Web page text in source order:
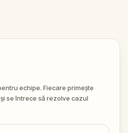
walk; you’re a pawn in a
where the stakes are life
you’ll have to save others
in Razor’s deadly games.
puzzles and help a
every wrong move brings
to her final cut. Do you
a killer, or will you
on his blade?
echipe. Fiecare primește
se întrece să rezolve cazul